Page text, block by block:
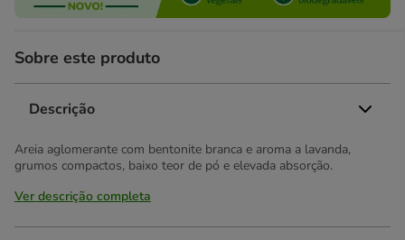
Sobre este produto
Descrição
Areia aglomerante com bentonite branca e aroma a lavanda,
grumos compactos, baixo teor de pó e elevada absorção.
Ver descrição completa